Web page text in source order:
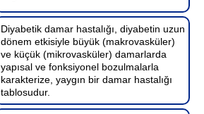
Diyabetik damar hastalığı, diyabetin uzun
dönem etkisiyle büyük (makrovasküler)
ve küçük (mikrovasküler) damarlarda
yapısal ve fonksiyonel bozulmalarla
karakterize, yaygın bir damar hastalığı
tablosudur.